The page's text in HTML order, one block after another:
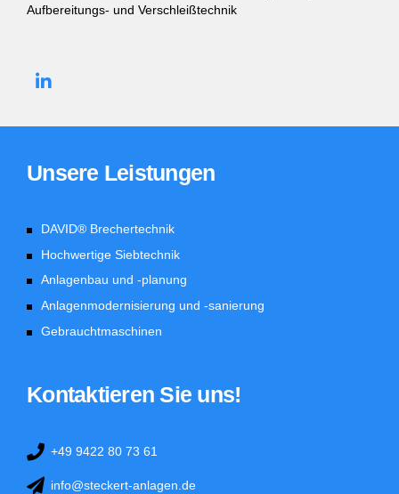
Aufbereitungs- und Verschleißtechnik
Unsere Leistungen
DAVID® Brechertechnik
Hochwertige Siebtechnik
Anlagenbau und -planung
Anlagenmodernisierung und -sanierung
Gebrauchtmaschinen
Kontaktieren Sie uns!
+49 9422 80 73 61
info@steckert-anlagen.de